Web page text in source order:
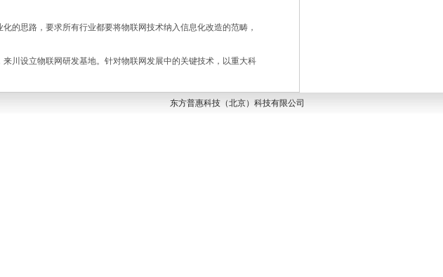
思路，要求所有行业都要将物联网技术纳入信息化改造的范畴，
设立物联网研发基地。针对物联网发展中的关键技术，以重大科
，吸引生产物联网设备的电子信息产业在川落户，培育战略性新
东方普惠科技（北京）科技有限公司